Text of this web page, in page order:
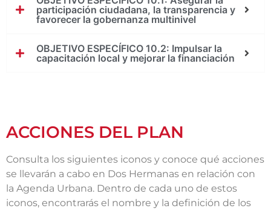
participación ciudadana, la transparencia y
favorecer la gobernanza multinivel
OBJETIVO ESPECÍFICO 10.2: Impulsar la
capacitación local y mejorar la financiación
ACCIONES DEL PLAN
Consulta los siguientes iconos y conoce qué acciones
se llevarán a cabo en Dos Hermanas en relación con
la Agenda Urbana. Dentro de cada uno de estos
iconos, encontrarás el nombre y la definición de los